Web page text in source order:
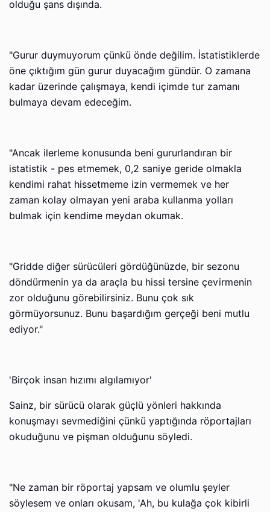
olduğu şans dışında.
"Gurur duymuyorum çünkü önde değilim. İstatistiklerde
öne çıktığım gün gurur duyacağım gündür. O zamana
kadar üzerinde çalışmaya, kendi içimde tur zamanı
bulmaya devam edeceğim.
"Ancak ilerleme konusunda beni gururlandıran bir
istatistik - pes etmemek, 0,2 saniye geride olmakla
kendimi rahat hissetmeme izin vermemek ve her
zaman kolay olmayan yeni araba kullanma yolları
bulmak için kendime meydan okumak.
"Gridde diğer sürücüleri gördüğünüzde, bir sezonu
döndürmenin ya da araçla bu hissi tersine çevirmenin
zor olduğunu görebilirsiniz. Bunu çok sık
görmüyorsunuz. Bunu başardığım gerçeği beni mutlu
ediyor."
'Birçok insan hızımı algılamıyor'
Sainz, bir sürücü olarak güçlü yönleri hakkında
konuşmayı sevmediğini çünkü yaptığında röportajları
okuduğunu ve pişman olduğunu söyledi.
"Ne zaman bir röportaj yapsam ve olumlu şeyler
söylesem ve onları okusam, 'Ah, bu kulağa çok kibirli